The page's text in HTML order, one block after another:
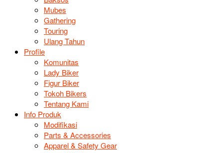
Mubes
Gathering
Touring
Ulang Tahun
Profile
Komunitas
Lady Biker
Figur Biker
Tokoh Bikers
Tentang Kami
Info Produk
Modifikasi
Parts & Accessories
Apparel & Safety Gear